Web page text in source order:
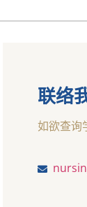
联络
如欲查询